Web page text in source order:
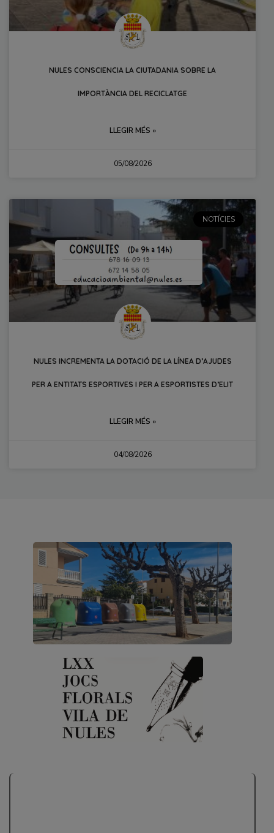
NULES CONSCIENCIA LA CIUTADANIA SOBRE LA
IMPORTÀNCIA DEL RECICLATGE
LLEGIR MÉS »
05/08/2026
NOTÍCIES
NULES INCREMENTA LA DOTACIÓ DE LA LÍNEA D’AJUDES
PER A ENTITATS ESPORTIVES I PER A ESPORTISTES D’ELIT
LLEGIR MÉS »
04/08/2026